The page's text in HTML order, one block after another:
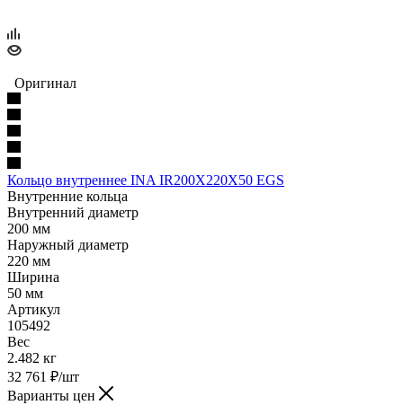
Оригинал
Кольцо внутреннее INA IR200X220X50 EGS
Внутренние кольца
Внутренний диаметр
200 мм
Наружный диаметр
220 мм
Ширина
50 мм
Артикул
105492
Вес
2.482 кг
32 761 ₽/шт
Варианты цен